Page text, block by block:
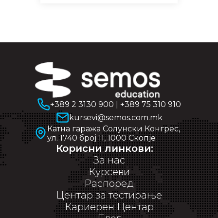
+389 2 3130 900
+389 75 310 910
kursevi@semos.com.mk
Катна гаража Солунски Конгрес,
ул. 1740 број 11, 1000 Скопје
Корисни линкови:
За нас
Курсеви
Распоред
Центар за тестирање
Кариерен Центар